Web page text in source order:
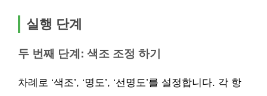
실행 단계
두 번째 단계: 색조 조정 하기
차례로 ‘색조’, ‘명도’, ‘선명도’를 설정합니다. 각 항